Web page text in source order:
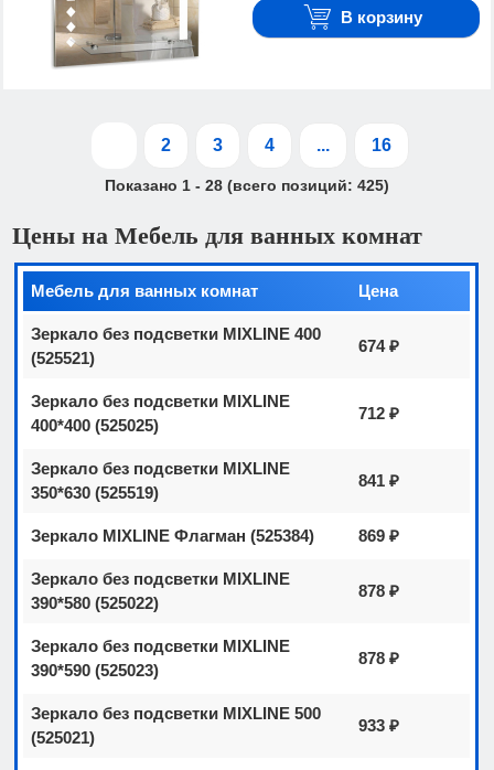
В корзину
2 3 4 ... 16
Показано 1 - 28 (всего позиций: 425)
Цены на Мебель для ванных комнат
Мебель для ванных комнат Цена
Зеркало без подсветки MIXLINE 400
(525521)
674 ₽
Зеркало без подсветки MIXLINE
400*400 (525025)
712 ₽
Зеркало без подсветки MIXLINE
350*630 (525519)
841 ₽
Зеркало MIXLINE Флагман (525384) 869 ₽
Зеркало без подсветки MIXLINE
390*580 (525022)
878 ₽
Зеркало без подсветки MIXLINE
390*590 (525023)
878 ₽
Зеркало без подсветки MIXLINE 500
(525021)
933 ₽